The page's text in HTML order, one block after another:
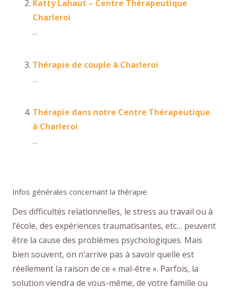
Katty Lahaut – Centre Thérapeutique
Charleroi
...
Thérapie de couple à Charleroi
...
Thérapie dans notre Centre Thérapeutique
à Charleroi
...
Infos générales concernant la thérapie
Des difficultés relationnelles, le stress au travail ou à
l’école, des expériences traumatisantes, etc… peuvent
être la cause des problèmes psychologiques. Mais
bien souvent, on n’arrive pas à savoir quelle est
réellement la raison de ce « mal-être ». Parfois, la
solution viendra de vous-même, de votre famille ou